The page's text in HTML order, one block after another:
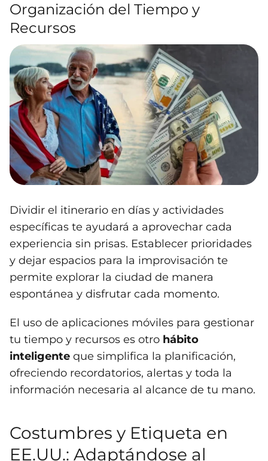
Organización del Tiempo y
Recursos
Dividir el itinerario en días y actividades
específicas te ayudará a aprovechar cada
experiencia sin prisas. Establecer prioridades
y dejar espacios para la improvisación te
permite explorar la ciudad de manera
espontánea y disfrutar cada momento.
El uso de aplicaciones móviles para gestionar
tu tiempo y recursos es otro hábito
inteligente que simplifica la planificación,
ofreciendo recordatorios, alertas y toda la
información necesaria al alcance de tu mano.
Costumbres y Etiqueta en
EE.UU.: Adaptándose al